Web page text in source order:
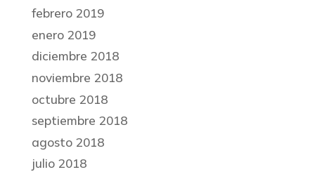
febrero 2019
enero 2019
diciembre 2018
noviembre 2018
octubre 2018
septiembre 2018
agosto 2018
julio 2018